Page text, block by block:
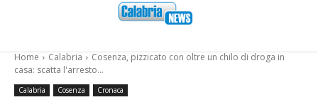
Home Calabria
Cosenza, pizzicato con oltre un chilo di droga in
casa: scatta l'arresto...
Calabria Cosenza Cronaca